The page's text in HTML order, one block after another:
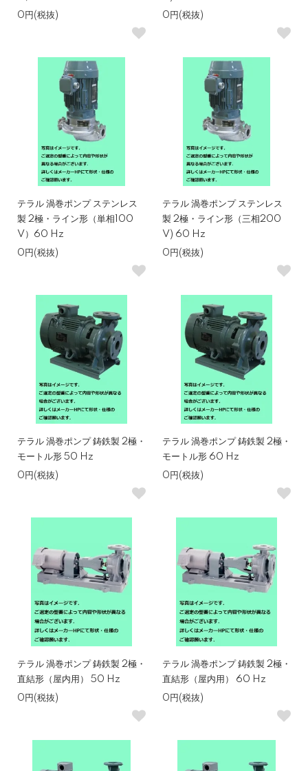
0円(税抜)
0円(税抜)
テラル 渦巻ポンプ ステンレス
製 2極・ライン形（単相100
V）60 Hz
0円(税抜)
テラル 渦巻ポンプ ステンレス
製 2極・ライン形（三相200
V) 60 Hz
0円(税抜)
テラル 渦巻ポンプ 鋳鉄製 2極・
モートル形 50 Hz
0円(税抜)
テラル 渦巻ポンプ 鋳鉄製 2極・
モートル形 60 Hz
0円(税抜)
テラル 渦巻ポンプ 鋳鉄製 2極・
直結形（屋内用） 50 Hz
0円(税抜)
テラル 渦巻ポンプ 鋳鉄製 2極・
直結形（屋内用） 60 Hz
0円(税抜)